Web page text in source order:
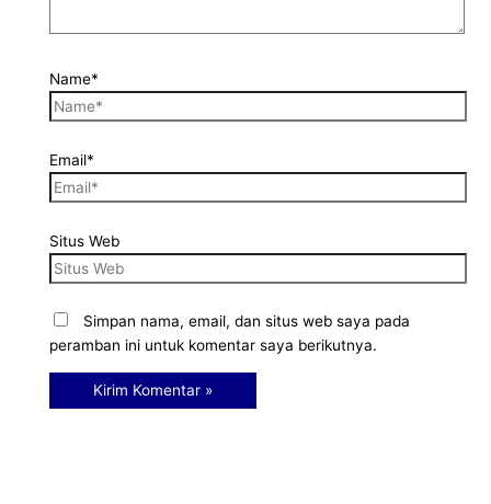
Name*
Email*
Situs Web
Simpan nama, email, dan situs web saya pada
peramban ini untuk komentar saya berikutnya.